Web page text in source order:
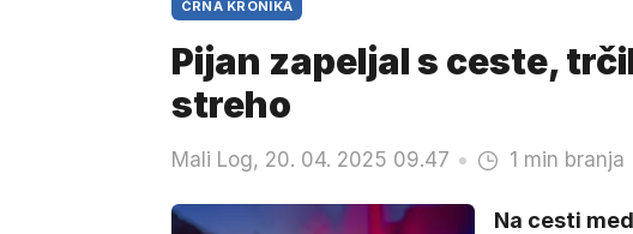
ČRNA KRONIKA
Pijan zapeljal s ceste,
streho
Mali Log, 20. 04. 2025 09.47 1 min branja
Na cesti